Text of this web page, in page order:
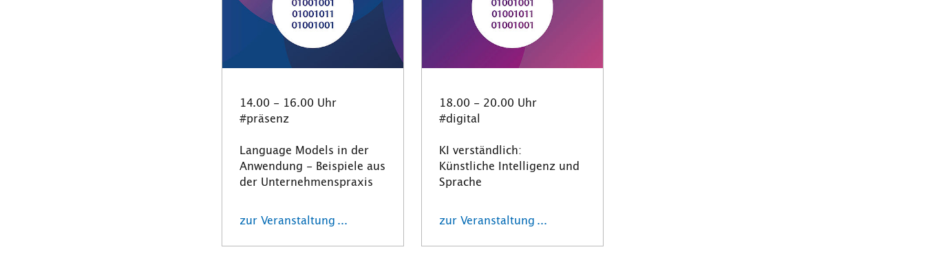
14.00 - 16.00 Uhr
#präsenz
Language Models in der
Anwendung - Beispiele aus
der Unternehmenspraxis
zur Veranstaltung ...
18.00 - 20.00 Uhr
#digital
KI verständlich:
Künstliche Intelligenz und
Sprache
zur Veranstaltung ...